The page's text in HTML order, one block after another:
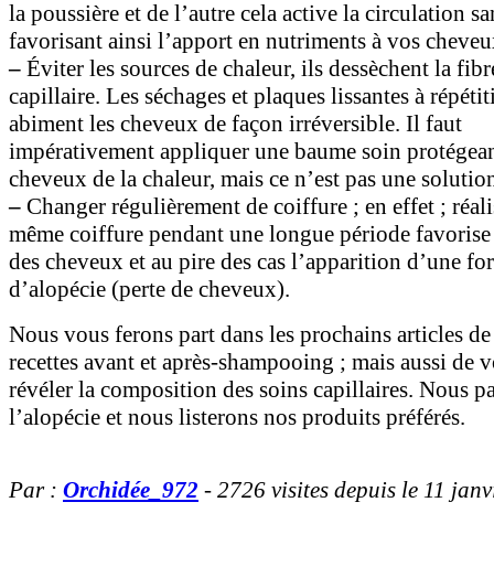
la poussière et de l’autre cela active la circulation
favorisant ainsi l’apport en nutriments à vos
– Éviter les sources de chaleur, ils dessèchent la
capillaire. Les séchages et plaques lissantes à
abiment les cheveux de façon irréversible. Il faut
impérativement appliquer une baume soin
cheveux de la chaleur, mais ce n’est pas une
– Changer régulièrement de coiffure ; en effet ;
même coiffure pendant une longue période favorise
des cheveux et au pire des cas l’apparition d’une
d’alopécie (perte de cheveux).
Nous vous ferons part dans les prochains articles
recettes avant et après-shampooing ; mais aussi de
révéler la composition des soins capillaires. Nous
l’alopécie et nous listerons nos produits préférés.
Par : Orchidée_972 - 2726 visites depuis le 11